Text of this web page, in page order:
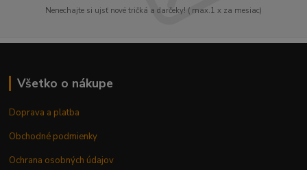
Nenechajte si ujsť nové tričká a darčeky! ( max.1 x za mesiac)
Všetko o nákupe
Doprava a platba
Obchodné podmienky
Ochrana osobných údajov